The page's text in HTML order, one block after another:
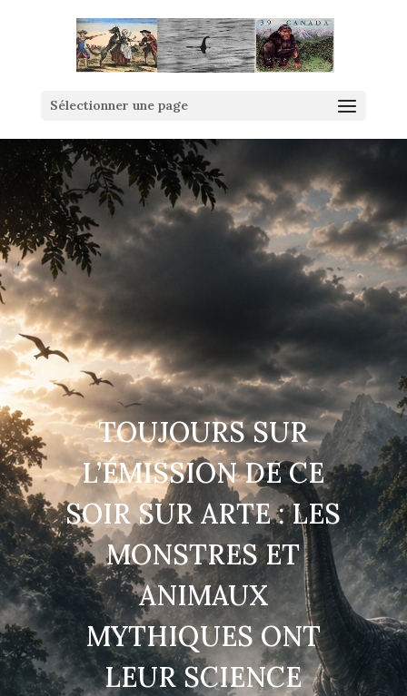
Sélectionner une page
TOUJOURS SUR
L’ÉMISSION DE CE
SOIR SUR ARTE : LES
MONSTRES ET
ANIMAUX
MYTHIQUES ONT
LEUR SCIENCE